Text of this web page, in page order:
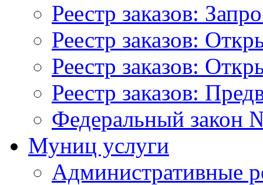
Реестр заказов:
Реестр заказов:
Реестр заказов:
Реестр заказов:
Федеральный закон
Муниц услуги
Административные